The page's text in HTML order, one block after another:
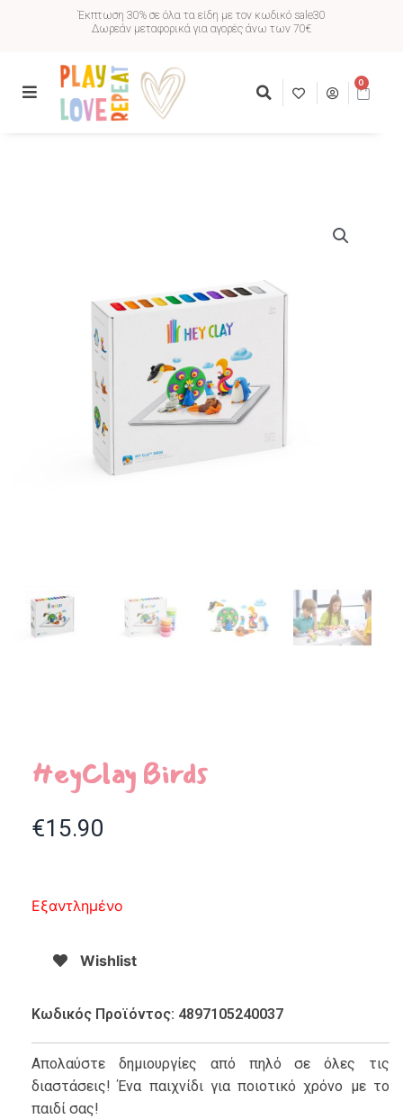
Έκπτωση 30% σε όλα τα είδη με τον κωδικό sale30
Δωρεάν μεταφορικά για αγορές άνω των 70€
0
HeyClay Birds
€15.90
Εξαντλημένο
Wishlist
Κωδικός Προϊόντος: 4897105240037
Απολαύστε δημιουργίες από πηλό σε όλες τις
διαστάσεις! Ένα παιχνίδι για ποιοτικό χρόνο με το
παιδί σας!